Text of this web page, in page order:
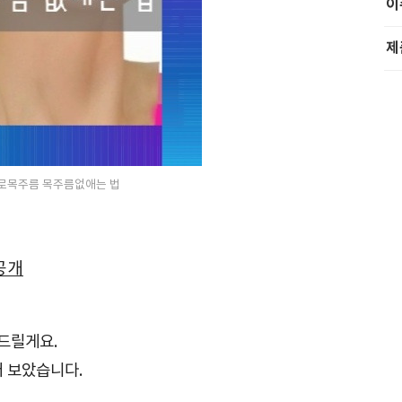
목주름 목주름없애는 법
개
릴게요.
보았습니다.